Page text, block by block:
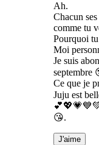
Ah.
Chacun
comme tu
Pourquoi tu
Moi
Je suis
septembre
Ce que je
Juju est
😘.
J'aime